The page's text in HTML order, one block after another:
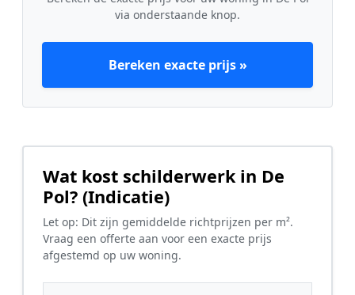
via onderstaande knop.
Bereken exacte prijs »
Wat kost schilderwerk in De
Pol? (Indicatie)
Let op: Dit zijn gemiddelde richtprijzen per m².
Vraag een offerte aan voor een exacte prijs
afgestemd op uw woning.